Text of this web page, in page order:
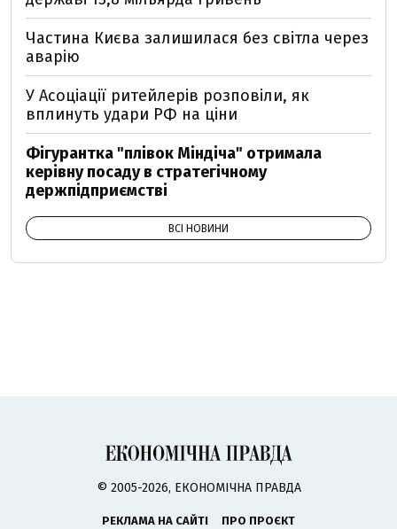
Частина Києва залишилася без світла через
аварію
У Асоціації ритейлерів розповіли, як
вплинуть удари РФ на ціни
Фігурантка "плівок Міндіча" отримала
керівну посаду в стратегічному
держпідприємстві
ВСІ НОВИНИ
© 2005-2026, ЕКОНОМІЧНА ПРАВДА
РЕКЛАМА НА САЙТІ
ПРО ПРОЄКТ